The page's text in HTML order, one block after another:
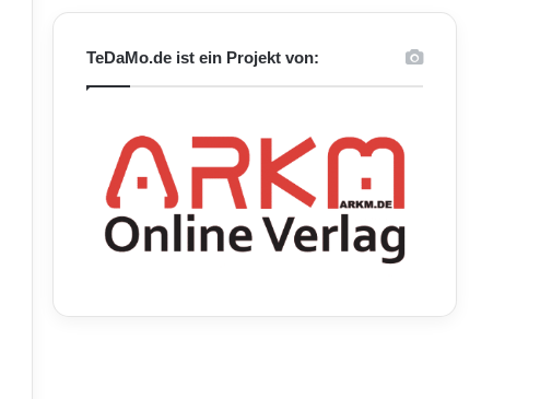
TeDaMo.de ist ein Projekt von: